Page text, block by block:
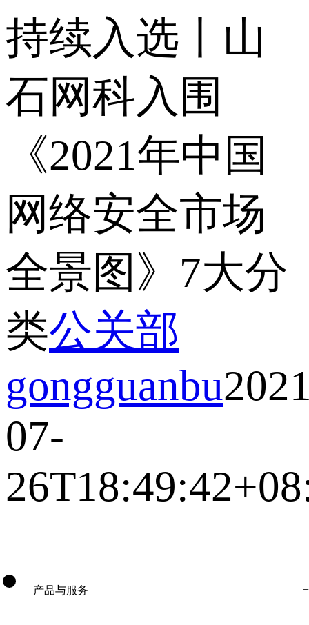
持续入选丨山
石网科入围
《2021年中国
网络安全市场
全景图》7大分
类公关部
gongguanbu
07-
产品与服务